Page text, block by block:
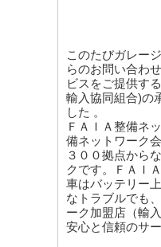
このたびガレー
らのお問い合わ
ビスをご提供す
輸入協同組合)の
した 。
ＦＡＩＡ整備ネ
備ネットワーク
３００拠点から
クです。ＦＡＩ
車はバッテリー
なトラブルでも
ーク加盟店（輸
安心と信頼のサ